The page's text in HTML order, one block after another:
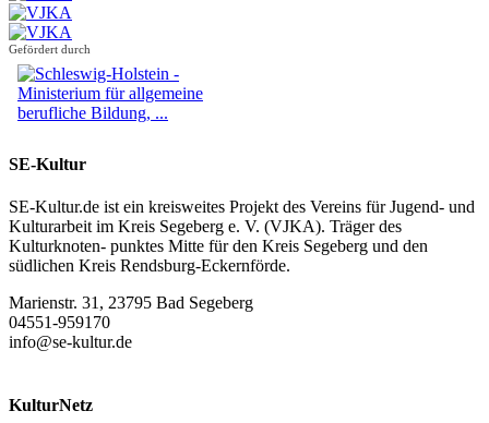
Gefördert durch
SE-Kultur
SE-Kultur.de ist ein kreisweites Projekt des Vereins für Jugend- und
Kulturarbeit im Kreis Segeberg e. V. (VJKA). Träger des
Kulturknoten- punktes Mitte für den Kreis Segeberg und den
südlichen Kreis Rendsburg-Eckernförde.
Marienstr. 31, 23795 Bad Segeberg
04551-959170
info@se-kultur.de
KulturNetz